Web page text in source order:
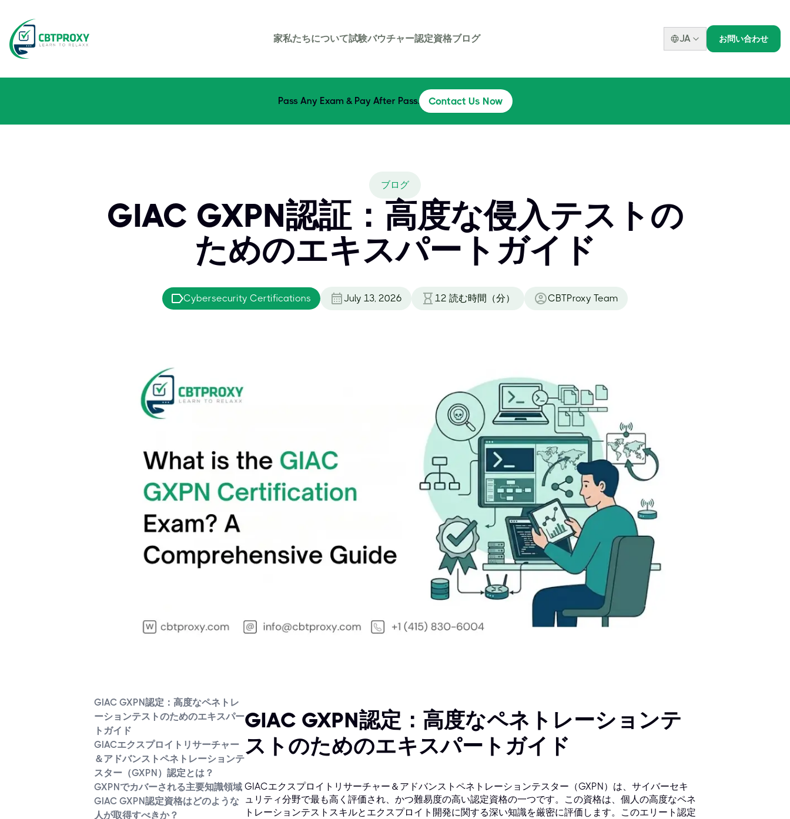
家私たちについて試験バウチャー認定資格ブログ JA お問い合わせ
Pass Any Exam & Pay After Pass. Contact Us Now
ブログ
GIAC GXPN認証：高度な侵入テストの
ためのエキスパートガイド
Cybersecurity Certifications July 13, 2026 12 読む時間（分） CBTProxy Team
GIAC GXPN認定：高度なペネトレ
ーションテストのためのエキスパー
トガイド
GIACエクスプロイトリサーチャー
＆アドバンストペネトレーションテ
スター（GXPN）認定とは？
GXPNでカバーされる主要知識領域
GIAC GXPN認定資格はどのような
人が取得すべきか？
GIAC GXPN認定：高度なペネトレーションテ
ストのためのエキスパートガイド
GIACエクスプロイトリサーチャー＆アドバンストペネトレーションテスター（GXPN）は、サイバーセキ
ュリティ分野で最も高く評価され、かつ難易度の高い認定資格の一つです。この資格は、個人の高度なペネ
トレーションテストスキルとエクスプロイト開発に関する深い知識を厳密に評価します。このエリート認定